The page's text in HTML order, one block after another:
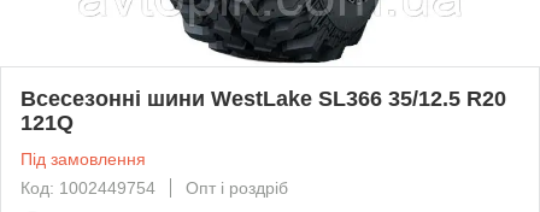
Всесезонні шини WestLake SL366 35/12.5 R20
121Q
Під замовлення
Код: 1002449754
Опт і роздріб